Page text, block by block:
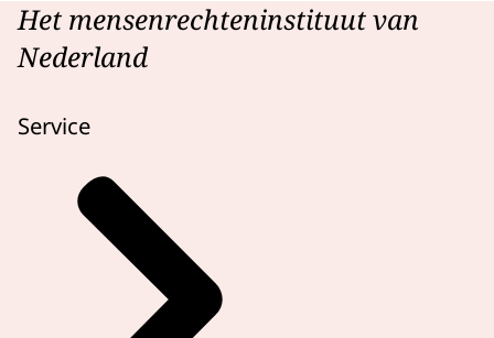
Het mensenrechteninstituut van
Nederland
Service